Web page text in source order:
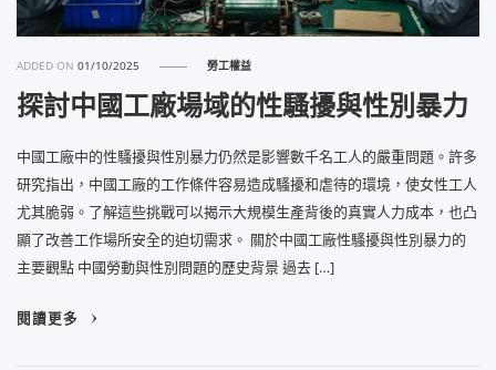
ADDED ON01/10/2025 勞工權益
探討中國工廠場域的性騷擾與性別暴力
中國工廠中的性騷擾與性別暴力仍然是影響數千名工人的嚴重問題。許多
研究指出，中國工廠的工作條件容易造成騷擾和虐待的環境，使女性工人
尤其脆弱。了解這些挑戰可以揭示大規模生產背後的真實人力成本，也凸
顯了改善工作場所安全的迫切需求。 關於中國工廠性騷擾與性別暴力的
主要觀點 中國勞動與性別問題的歷史背景 過去 […]
閱讀更多